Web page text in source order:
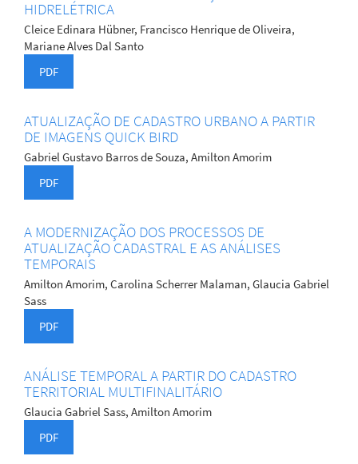
HIDRELÉTRICA
Cleice Edinara Hübner, Francisco Henrique de Oliveira,
Mariane Alves Dal Santo
PDF
ATUALIZAÇÃO DE CADASTRO URBANO A PARTIR
DE IMAGENS QUICK BIRD
Gabriel Gustavo Barros de Souza, Amilton Amorim
PDF
A MODERNIZAÇÃO DOS PROCESSOS DE
ATUALIZAÇÃO CADASTRAL E AS ANÁLISES
TEMPORAIS
Amilton Amorim, Carolina Scherrer Malaman, Glaucia Gabriel
Sass
PDF
ANÁLISE TEMPORAL A PARTIR DO CADASTRO
TERRITORIAL MULTIFINALITÁRIO
Glaucia Gabriel Sass, Amilton Amorim
PDF